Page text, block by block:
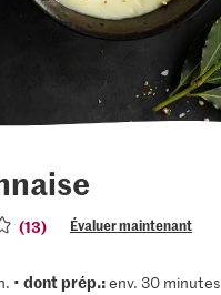
(13) Évaluer maintenant
• dont prép.:env. 30 minutes